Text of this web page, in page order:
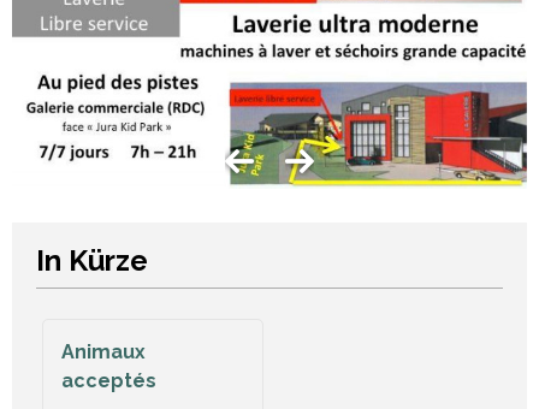
In Kürze
Animaux
acceptés